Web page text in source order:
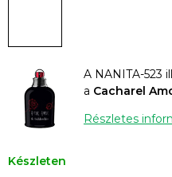
A NANITA-523
a Cacharel
Részletes
Készleten